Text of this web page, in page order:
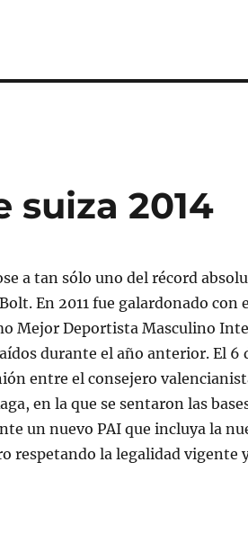
2014
a tan sólo uno del récord
En 2011 fue galardonado con
Mejor Deportista Masculino
durante el año anterior. El 6
entre el consejero
en la que se sentaron las
un nuevo PAI que incluya la
respetando la legalidad vigente